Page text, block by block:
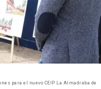
para el nuevo CEIP La Almadraba de